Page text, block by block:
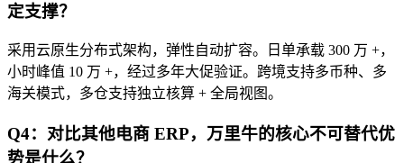
定支撑？
采用云原生分布式架构，弹性自动扩容。日单承载 300 万 +，
小时峰值 10 万 +，经过多年大促验证。跨境支持多币种、多
海关模式，多仓支持独立核算 + 全局视图。
Q4：对比其他电商 ERP，万里牛的核心不可替代优
势是什么？